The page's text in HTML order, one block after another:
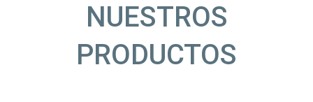
NUESTROS
PRODUCTOS